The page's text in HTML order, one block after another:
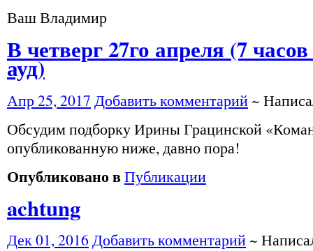
Ваш Владимир
В четверг 27го апреля (7
ауд)
Апр 25, 2017 Добавить комментарий ~
Обсудим подборку Ирины Грацинской
опубликованную ниже, давно пора!
Опубликовано вПубликации
achtung
Дек 01, 2016 Добавить комментарий ~